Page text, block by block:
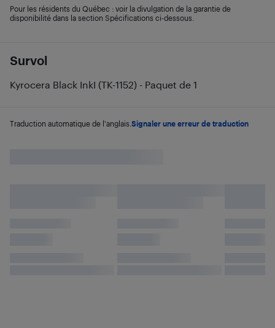
Survol
Kyrocera Black InkI (TK-1152) - Paquet de 1
Traduction automatique de l'anglais. Signaler une erreur de traduction
Pour les résidents du Québec : voir la divulgation de la garantie de
disponibilité dans la section Spécifications ci-dessous.